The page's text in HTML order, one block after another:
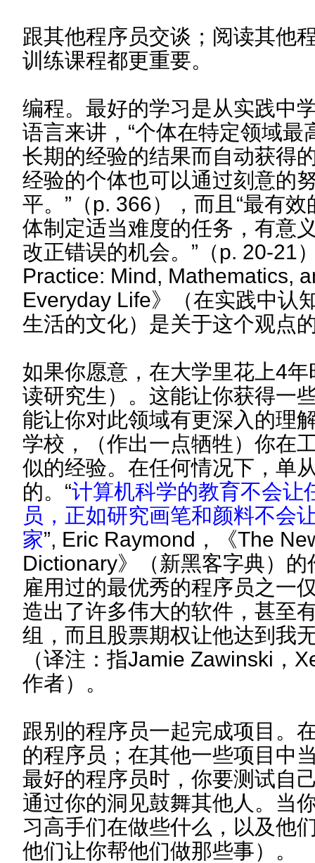
跟其他程序员交谈；阅读其他
训练课程都更重要。
编程。最好的学习是从实践中
语言来讲，“个体在特定领域
长期的经验的结果而自动获得
经验的个体也可以通过刻意的
平。”（p. 366），而且“最有
体制定适当难度的任务，有意
改正错误的机会。”（p. 20-21
Practice: Mind, Mathematics,
Everyday Life》（在实践中认
生活的文化）是关于这个观点
如果你愿意，在大学里花上4
读研究生）。这能让你获得一
能让你对此领域有更深入的理
学校，（作出一点牺牲）你在
似的经验。在任何情况下，单
的。“计算机科学的教育不会让
员，正如研究画笔和颜料不会
家”, Eric Raymond，《The
Dictionary》（新黑客字典）
雇用过的最优秀的程序员之一
造出了许多伟大的软件，甚至
组，而且股票期权让他达到我
（译注：指Jamie Zawinski，
作者）。
跟别的程序员一起完成项目。
的程序员；在其他一些项目中
最好的程序员时，你要测试自
通过你的洞见鼓舞其他人。当
习高手们在做些什么，以及他
他们让你帮他们做那些事）。